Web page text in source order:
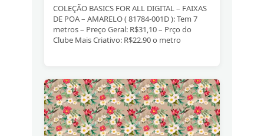
COLEÇÃO BASICS FOR ALL DIGITAL – FAIXAS
DE POA – AMARELO ( 81784-001D ): Tem 7
metros – Preço Geral: R$31,10 – Prço do
Clube Mais Criativo: R$22.90 o metro